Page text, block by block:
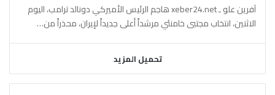
آفرين علو ـ xeber24.net هاجم الرئيس الأميركي دونالد ترامب، اليوم
الاثنين، انتخاب مجتبى خامنئي مرشداً أعلى جديداً لإيران، محذراً من…
تحميل المزيد